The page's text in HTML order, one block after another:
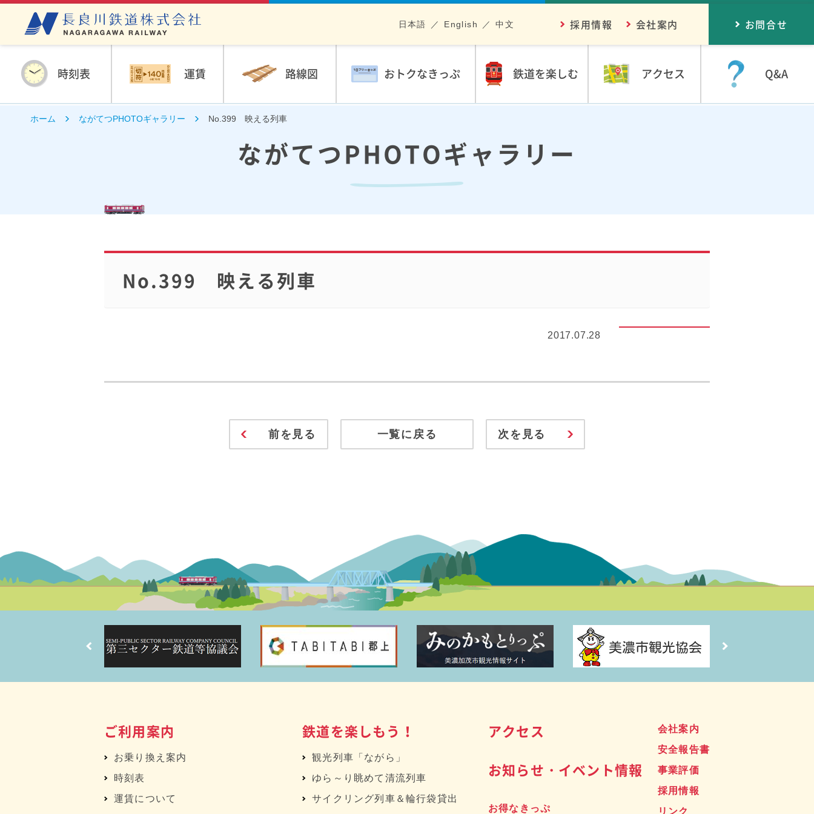
時刻表 運賃 路線図 おトクなきっぷ 鉄道を楽しむ アクセス Q&A
採用情報 会社案内
日本語 English 中文 お問合せ
ホーム ながてつPHOTOギャラリー No.399 映える列車
ながてつPHOTOギャラリー
No.399 映える列車
2017.07.28
前を見る 一覧に戻る 次を見る
ご利用案内
お乗り換え案内
時刻表
運賃について
鉄道を楽しもう！
観光列車「ながら」
ゆら～り眺めて清流列車
サイクリング列車＆輪行袋貸出
アクセス
お知らせ・イベント情報
お得なきっぷ
会社案内
安全報告書
事業評価
採用情報
リンク